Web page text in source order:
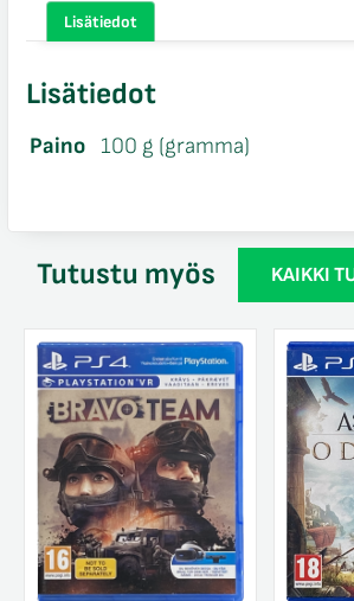
Lisätiedot
Lisätiedot
Paino 100 g (gramma)
Tutustu myös KAIKKI